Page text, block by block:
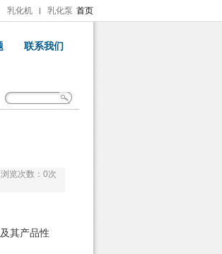
乳化机 首页
| 乳化泵
联系我们
览次数： 0次
其产品性